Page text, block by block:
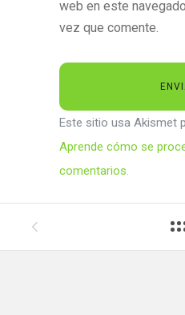
web en este
vez que comente.
Este sitio usa Akismet
Aprende cómo se
comentarios.